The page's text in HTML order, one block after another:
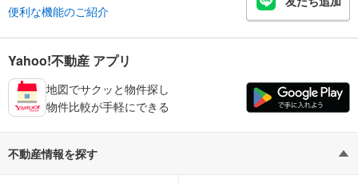
便利な機能のご紹介
Yahoo!不動産 アプリ
地図でサクッと物件探し
物件比較が手軽にできる
不動産情報を探す